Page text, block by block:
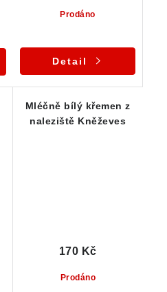
Prodáno
Detail
Mléčně bílý křemen z
naleziště Kněževes
Prodáno
170 Kč